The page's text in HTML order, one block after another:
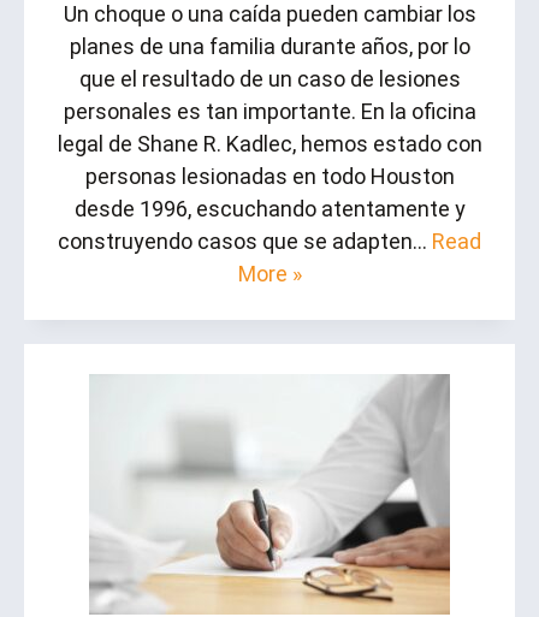
Un choque o una caída pueden cambiar los
planes de una familia durante años, por lo
que el resultado de un caso de lesiones
personales es tan importante. En la oficina
legal de Shane R. Kadlec, hemos estado con
personas lesionadas en todo Houston
desde 1996, escuchando atentamente y
construyendo casos que se adapten… Read
More »